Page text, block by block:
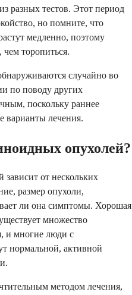
разных тестов. Этот период
но помните, что
медленно, поэтому
торопиться.
случайно во
по поводу других
поскольку раннее
варианты лечения.
опухолей?
от нескольких
размер опухоли,
ли она симптомы. Хорошая
множество
и многие люди с
нормальной, активной
методом лечения,